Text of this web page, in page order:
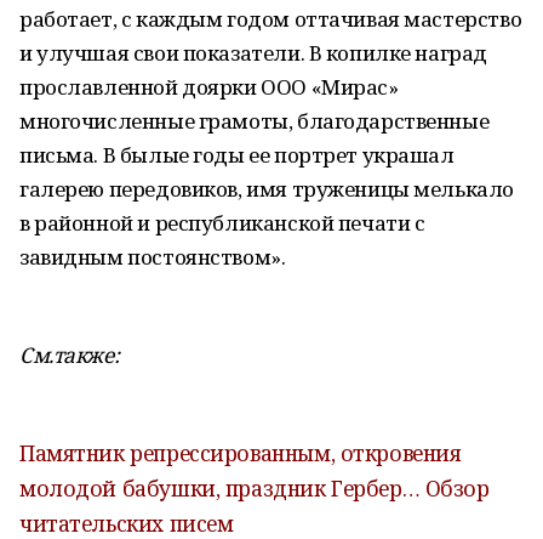
работает, с каждым годом оттачивая мастерство
и улучшая свои показатели. В копилке наград
прославленной доярки ООО «Мирас»
многочисленные грамоты, благодарственные
письма. В былые годы ее портрет украшал
галерею передовиков, имя труженицы мелькало
в районной и республиканской печати с
завидным постоянством».
См.также:
Памятник репрессированным, откровения
молодой бабушки, праздник Гербер… Обзор
читательских писем